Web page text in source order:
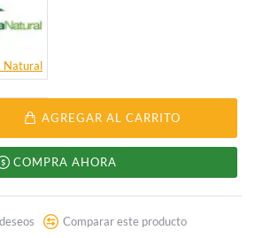
Natural
AGREGAR AL CARRITO
COMPRA AHORA
Comparar este producto